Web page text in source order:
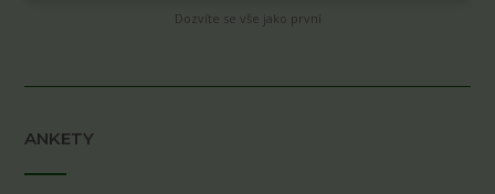
Dozvíte se vše jako první
ANKETY